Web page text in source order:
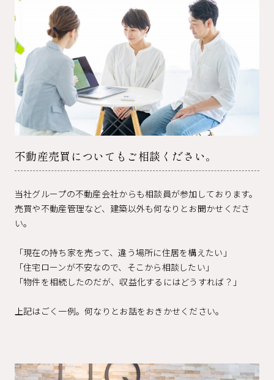
不動産売買についてもご相談ください。
当社グループの不動産会社からも相談員が参加しております。
売買や不動産管理など、建築以外も何なりとお聞かせくださ
い。
「現在の持ち家を売って、違う場所に住居を構えたい」
「住宅ローンが不安なので、そこから相談したい」
「物件を相続したのだが、収益化するにはどうすれば？」
上記はごく一例。何なりとお話をおきかせください。